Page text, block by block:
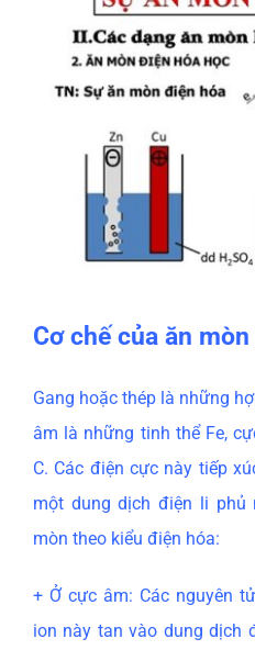
Cơ chế của ăn
Gang hoặc thép là những
âm là những tinh thể Fe,
C. Các điện cực này tiếp
một dung dịch điện li phủ
mòn theo kiểu điện hóa:
+ Ở cực âm: Các nguyên
ion này tan vào dung dịch